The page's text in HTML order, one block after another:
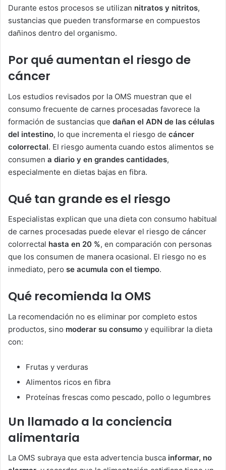
Durante estos procesos se utilizan nitratos y nitritos,
sustancias que pueden transformarse en compuestos
dañinos dentro del organismo.
Por qué aumentan el riesgo de
cáncer
Los estudios revisados por la OMS muestran que el
consumo frecuente de carnes procesadas favorece la
formación de sustancias que dañan el ADN de las células
del intestino, lo que incrementa el riesgo de cáncer
colorrectal. El riesgo aumenta cuando estos alimentos se
consumen a diario y en grandes cantidades,
especialmente en dietas bajas en fibra.
Qué tan grande es el riesgo
Especialistas explican que una dieta con consumo habitual
de carnes procesadas puede elevar el riesgo de cáncer
colorrectal hasta en 20 %, en comparación con personas
que los consumen de manera ocasional. El riesgo no es
inmediato, pero se acumula con el tiempo.
Qué recomienda la OMS
La recomendación no es eliminar por completo estos
productos, sino moderar su consumo y equilibrar la dieta
con:
Frutas y verduras
Alimentos ricos en fibra
Proteínas frescas como pescado, pollo o legumbres
Un llamado a la conciencia
alimentaria
La OMS subraya que esta advertencia busca informar, no